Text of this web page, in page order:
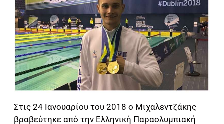
Στις 24 Ιανουαρίου του 2018 ο Μιχαλεντζάκης
βραβεύτηκε από την Ελληνική Παραολυμπιακή